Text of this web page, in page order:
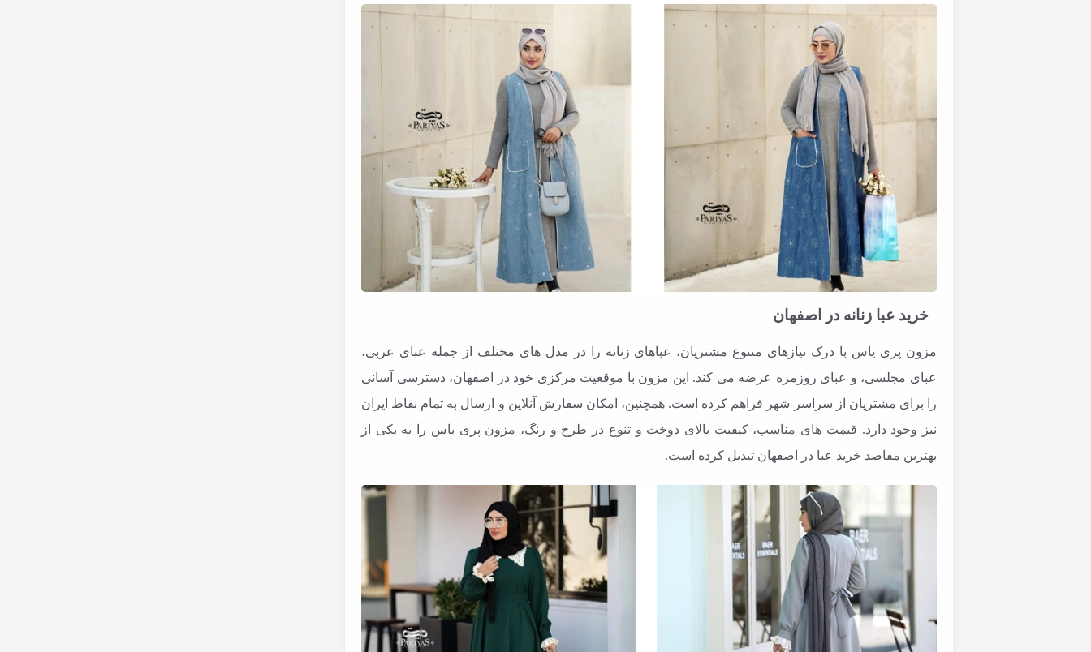
خرید عبا زنانه در اصفهان
مزون پری یاس با درک نیازهای متنوع مشتریان، عباهای زنانه را در مدل های مختلف از جمله عبای عربی،
عبای مجلسی، و عبای روزمره عرضه می کند. این مزون با موقعیت مرکزی خود در اصفهان، دسترسی آسانی
را برای مشتریان از سراسر شهر فراهم کرده است. همچنین، امکان سفارش آنلاین و ارسال به تمام نقاط ایران
نیز وجود دارد. قیمت های مناسب، کیفیت بالای دوخت و تنوع در طرح و رنگ، مزون پری یاس را به یکی از
بهترین مقاصد خرید عبا در اصفهان تبدیل کرده است.